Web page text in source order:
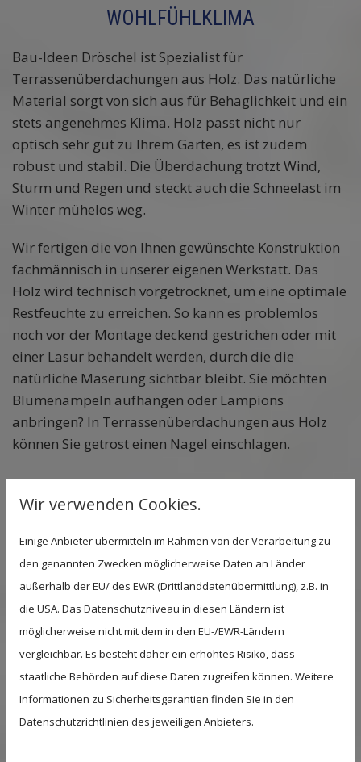
WOHLFÜHLKLIMA
Bau-Ideen Dröschel ist Spezialist für
Terrassenüberdachungen aus Holz. Das natürliche
Material sorgt von sich aus für Behaglichkeit und ein
stets angenehmes Klima. Holz passt nicht nur
optisch sehr gut zu Ihrem Garten, es ist zudem
robust und stabil. Die Überdachung trotzt Wind,
Sturm und Regen und steckt auch die Schneelast im
Winter mühelos weg.
Wir fertigen die von Ihnen gewünschte Konstruktion
fachmännisch in unserer eigenen Werkstatt. Das
Holz wird technisch vorgetrocknet, um eine optimale
Restfeuchte zu erreichen. So kann es problemlos
noch vor der Montage deckend gestrichen oder mit
einer Lasur behandelt werden, durch die die
natürliche Maserung sichtbar bleibt. Sie möchten
Blumenampeln aufhängen oder Lampions
anbringen? In Terrassenüberdachungen aus Holz
können Sie getrost einen Nagel einschlagen.
FREISTEHEND ODER ANGEBAUT?
WELCHE TERRASSENÜBERDACHUNG
PASST BESSER?
Grundsätzlich können Sie beim Aufbau Ihrer
Terrassenüberdachung zwischen den Varianten
freistehend oder angebaut wählen – vorausgesetzt
die baulichen Gegebenheiten erlauben die
Anbaukonstruktion. Die freistehende Ausführung ist
Wir verwenden Cookies.
Einige Anbieter übermitteln im Rahmen von der Verarbeitung zu
den genannten Zwecken möglicherweise Daten an Länder
außerhalb der EU/ des EWR (Drittlanddatenübermittlung), z.B. in
die USA. Das Datenschutzniveau in diesen Ländern ist
möglicherweise nicht mit dem in den EU-/EWR-Ländern
vergleichbar. Es besteht daher ein erhöhtes Risiko, dass
staatliche Behörden auf diese Daten zugreifen können. Weitere
Informationen zu Sicherheitsgarantien finden Sie in den
Datenschutzrichtlinien des jeweiligen Anbieters.